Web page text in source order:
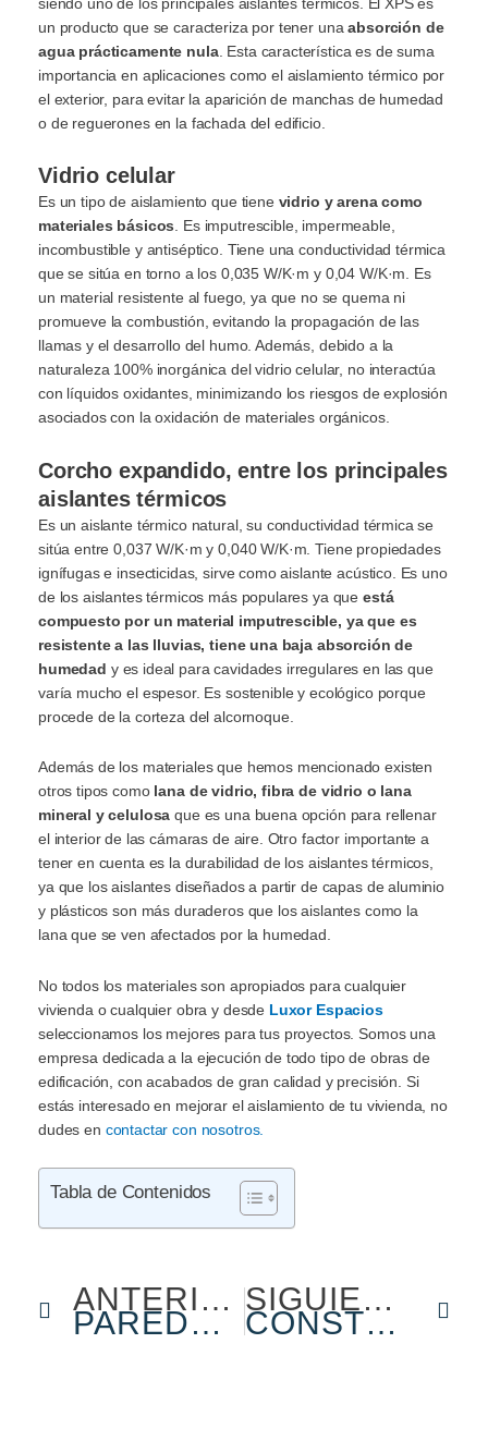
un producto que se caracteriza por tener unaabsorción de
agua prácticamente nula. Esta característica es de suma
importancia en aplicaciones como el aislamiento térmico por
el exterior, para evitar la aparición de manchas de humedad
o de reguerones en la fachada del edificio.
Vidrio celular
Es un tipo de aislamiento que tienevidrio y arena como
materiales básicos . Es imputrescible, impermeable,
incombustible y antiséptico. Tiene una conductividad térmica
que se sitúa en torno a los 0,035 W/K·m y 0,04 W/K·m. Es
un material resistente al fuego, ya que no se quema ni
promueve la combustión, evitando la propagación de las
llamas y el desarrollo del humo. Además, debido a la
naturaleza 100% inorgánica del vidrio celular, no interactúa
con líquidos oxidantes, minimizando los riesgos de explosión
asociados con la oxidación de materiales orgánicos.
Corcho expandido, entre los principales
aislantes térmicos
Es un aislante térmico natural, su conductividad térmica se
sitúa entre 0,037 W/K·m y 0,040 W/K·m. Tiene propiedades
ignífugas e insecticidas, sirve como aislante acústico. Es uno
de los aislantes térmicos más populares ya que está
compuesto por un material imputrescible, ya que es
resistente a las lluvias, tiene una baja absorción de
humedad y es ideal para cavidades irregulares en las que
varía mucho el espesor. Es sostenible y ecológico porque
procede de la corteza del alcornoque.
Además de los materiales que hemos mencionado existen
otros tipos como lana de vidrio, fibra de vidrio o lana
mineral y celulosa que es una buena opción para rellenar
el interior de las cámaras de aire. Otro factor importante a
tener en cuenta es la durabilidad de los aislantes térmicos,
ya que los aislantes diseñados a partir de capas de aluminio
y plásticos son más duraderos que los aislantes como la
lana que se ven afectados por la humedad.
No todos los materiales son apropiados para cualquier
vivienda o cualquier obra y desde Luxor Espacios
seleccionamos los mejores para tus proyectos. Somos una
empresa dedicada a la ejecución de todo tipo de obras de
edificación, con acabados de gran calidad y precisión. Si
estás interesado en mejorar el aislamiento de tu vivienda, no
dudes en contactar con nosotros.
Tabla de Contenidos
ANTERIOR
PAREDES DE PAVÉS: TODO LO QUE NECESITAS SABER
SIGUIENTE
CONSTRUCCIÓN DE UN EDIFICIO: QUÉ PASOS HAY QUE SEGUIR